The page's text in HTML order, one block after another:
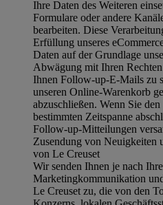
Ihre Daten des Weiteren
Formulare oder andere
bearbeiten. Diese
Erfüllung unseres
Daten auf der Grundlage
Abwägung mit Ihren
Ihnen Follow-up-E-Mails zu
unseren Online-Warenkorb
abzuschließen. Wenn Sie
bestimmten Zeitspanne
Follow-up-Mitteilungen
Zusendung von Neuigkeiten
von Le Creuset
Wir senden Ihnen je nach
Marketingkommunikation
Le Creuset zu, die von den